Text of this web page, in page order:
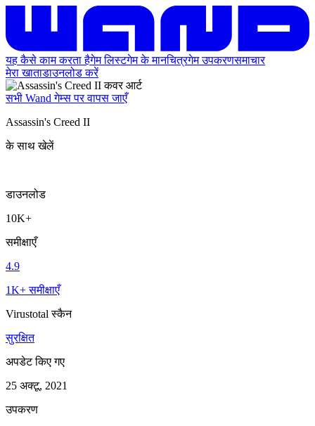
यह कैसे काम करता हैगेम लिस्टगेम के मानचित्रगेम उपकरणसमाचार
मेरा खाताडाउनलोड करें
सभी Wand गेम्स पर वापस जाएँ
Assassin's Creed II
के साथ खेलें
डाउनलोड
10K+
समीक्षाएँ
4.9
1K+ समीक्षाएँ
Virustotal स्कैन
सुरक्षित
अपडेट किए गए
25 अक्टू, 2021
उपकरण